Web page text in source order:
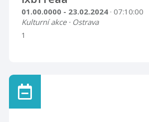
01.00.0000 - 23.02.2024 · 07:10:00
Kulturní akce · Ostrava
1